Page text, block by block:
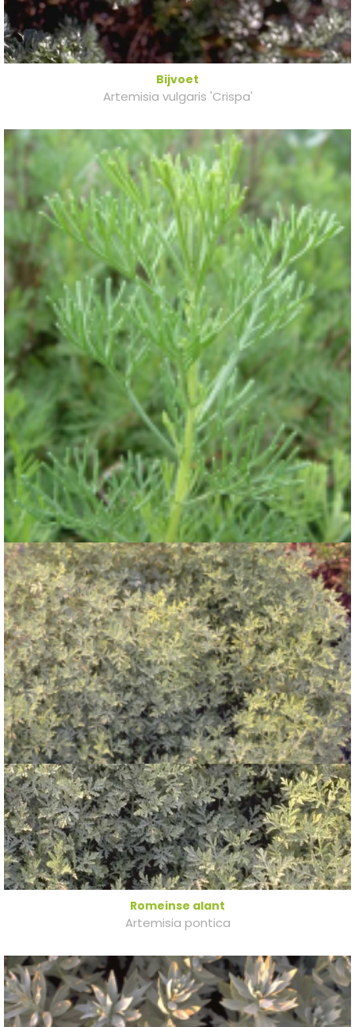
Bijvoet
Artemisia vulgaris 'Crispa'
Citroenkruid
Artemisia abrotanum
Romeinse alant
Artemisia pontica